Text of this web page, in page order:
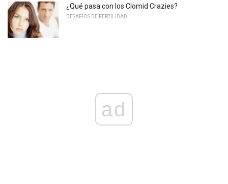
¿Qué pasa con los Clomid Crazies?
DESAFÍOS DE FERTILIDAD
ad